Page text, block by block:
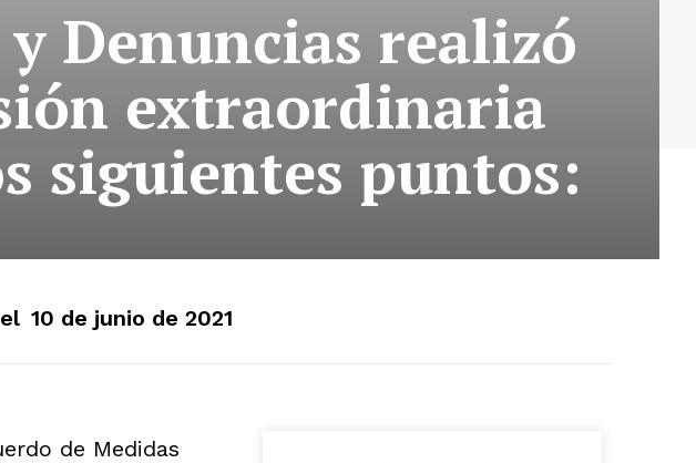
Denuncias realizó
extraordinaria
siguientes puntos:
10 de junio de 2021
de Medidas